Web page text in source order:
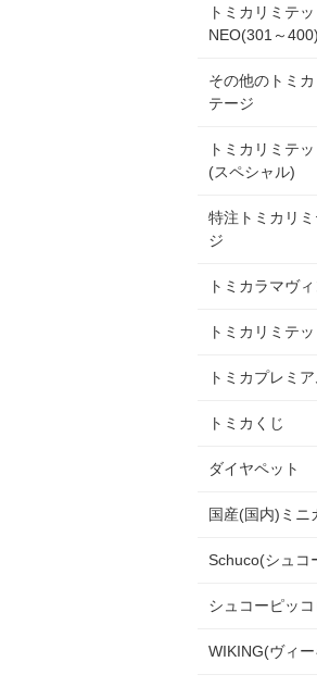
トミカリミテ
NEO(301～400)
その他のトミ
テージ
トミカリミテ
(スペシャル)
特注トミカリ
ジ
トミカラマヴ
トミカリミテッ
トミカプレミ
トミカくじ
ダイヤペット
国産(国内)ミニ
Schuco(シュコ
シュコーピッコ
WIKING(ヴィ